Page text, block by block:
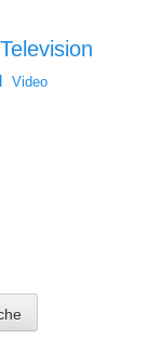
Television
Video